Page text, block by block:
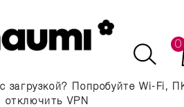
0
загрузкой? Попробуйте Wi-Fi,
отключить VPN